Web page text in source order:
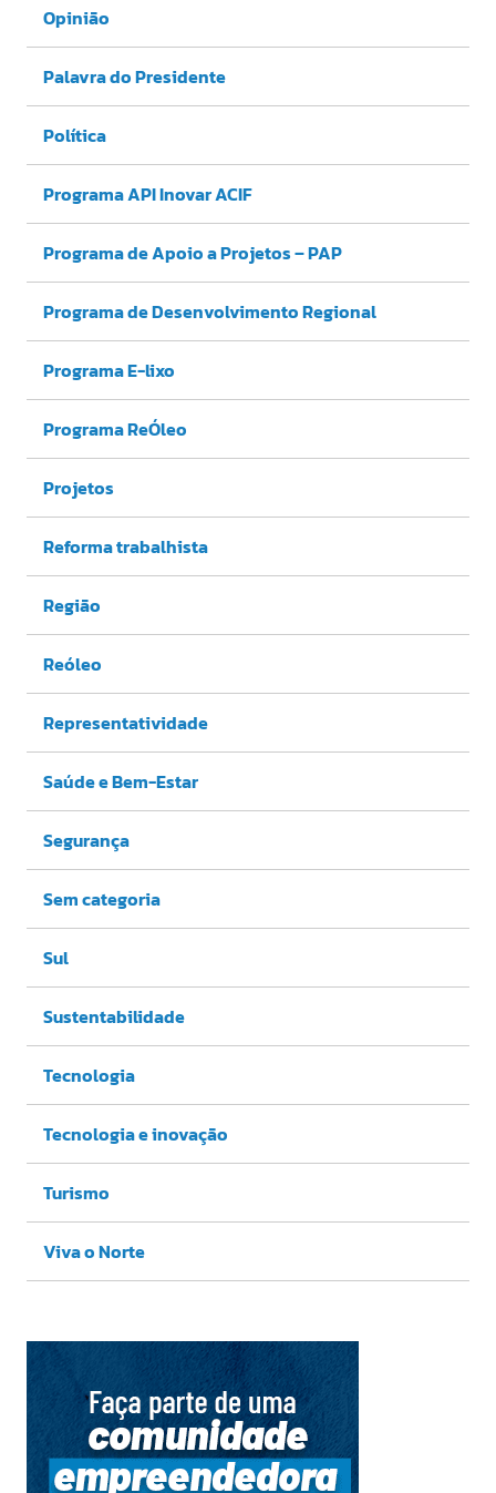
Opinião
Palavra do Presidente
Política
Programa API Inovar ACIF
Programa de Apoio a Projetos – PAP
Programa de Desenvolvimento Regional
Programa E-lixo
Programa ReÓleo
Projetos
Reforma trabalhista
Região
Reóleo
Representatividade
Saúde e Bem-Estar
Segurança
Sem categoria
Sul
Sustentabilidade
Tecnologia
Tecnologia e inovação
Turismo
Viva o Norte